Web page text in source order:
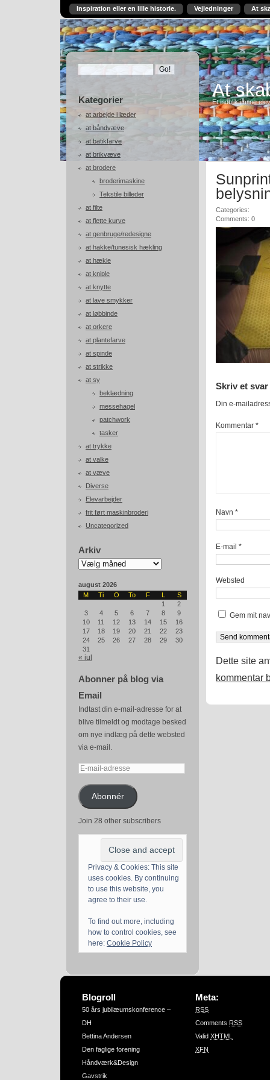
Inspiration eller en lille historie. Vejledninger At
Kategorier
at arbejde i læder
at båndvæve
at batikfarve
at brikvæve
at brodere
broderimaskine
Tekstile billeder
at filte
at flette kurve
at genbruge/redesigne
at hakke/tunesisk hækling
at hækle
at kniple
at knytte
at lave smykker
at løbbinde
at orkere
at plantefarve
at spinde
at strikke
at sy
beklædning
messehagel
patchwork
tasker
at trykke
at valke
at væve
Diverse
Elevarbejder
frit ført maskinbroderi
Uncategorized
Arkiv
Arkiv
august 2026
M
Ti O To F L
S
1
2
3
4 5 6 7 8
9
10
11 12 13 14 15
16
17
18 19 20 21 22
23
24
25 26 27 28 29
30
31
« jul
Abonner på blog via
Email
Indtast din e-mail-adresse for at
blive tilmeldt og modtage besked
om nye indlæg på dette websted
via e-mail.
E-
adresseAbonnér
Join 28 other subscribers
Privacy & Cookies: This site
uses cookies. By continuing
to use this website, you
agree to their use.
To find out more, including
how to control cookies, see
here: Cookie Policy
At
Et indblik i mine
Categories:
Comments: 0
Skriv et svar
Din e-
Kommentar *
Navn *
E-mail *
Websted
Gem mit
Dette site
kommentar
Blogroll
50 års jubilæumskonference –
DH
Bettina Andersen
Den faglige forening
Håndværk&Design
Gavstrik
Meta:
RSS
Comments RSS
Valid XHTML
XFN